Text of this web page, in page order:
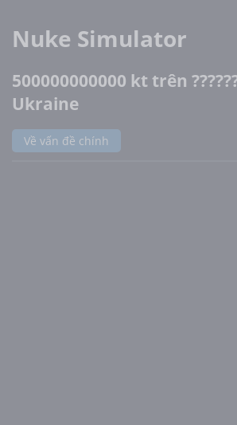
Nuke Simulator
500000000000 kt trên
Ukraine
Về vấn đề chính